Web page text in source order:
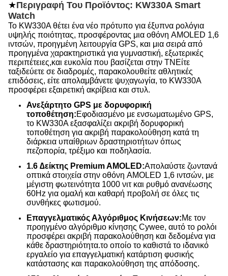
★Περιγραφή Του Προϊόντος: KW330A Smart
Watch
Το KW330A θέτει ένα νέο πρότυπο για έξυπνα ρολόγια
υψηλής ποιότητας, προσφέροντας μια οθόνη AMOLED 1,6
ιντσών, προηγμένη λειτουργία GPS, και μια σειρά από
προηγμένα χαρακτηριστικά για γυμναστική, εξωτερικές
περιπέτειες,και ευκολία που βασίζεται στην ΤΝΕίτε
ταξιδεύετε σε διαδρομές, παρακολουθείτε αθλητικές
επιδόσεις, είτε απολαμβάνετε ψυχαγωγία, το KW330A
προσφέρει εξαιρετική ακρίβεια και στυλ.
Ανεξάρτητο GPS με δορυφορική
τοποθέτηση:Εφοδιασμένο με ενσωματωμένο GPS,
το KW330A εξασφαλίζει ακριβή δορυφορική
τοποθέτηση για ακριβή παρακολούθηση κατά τη
διάρκεια υπαίθριων δραστηριοτήτων όπως
πεζοπορία, τρέξιμο και ποδηλασία.
1.6 ∆είκτης Premium AMOLED:Απολαύστε ζωντανά
οπτικά στοιχεία στην οθόνη AMOLED 1,6 ιντσών, με
μέγιστη φωτεινότητα 1000 νιτ και ρυθμό ανανέωσης
60Hz για ομαλή και καθαρή προβολή σε όλες τις
συνθήκες φωτισμού.
Επαγγελματικός Αλγόριθμος Κινήσεων:Με τον
προηγμένο αλγόριθμο κίνησης Cywee, αυτό το ρολόι
προσφέρει ακριβή παρακολούθηση και δεδομένα για
κάθε δραστηριότητα.το οποίο το καθιστά το ιδανικό
εργαλείο για επαγγελματική κατάρτιση φυσικής
κατάστασης και παρακολούθηση της απόδοσης.